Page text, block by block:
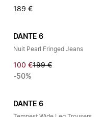
189 €
DANTE 6
Nuit Pearl Fringed Jeans
100 €199 €
-50%
DANTE 6